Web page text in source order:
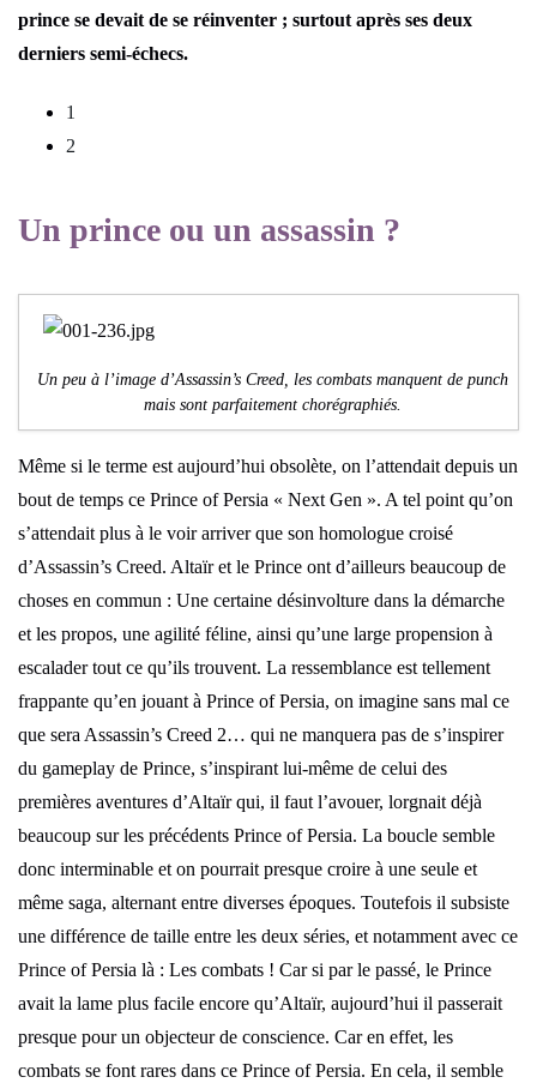
prince se devait de se réinventer ; surtout après ses deux
derniers semi-échecs.
1
2
Un prince ou un assassin ?
Un peu à l’image d’Assassin’s Creed, les combats manquent de punch
mais sont parfaitement chorégraphiés.
Même si le terme est aujourd’hui obsolète, on l’attendait depuis un
bout de temps ce Prince of Persia « Next Gen ». A tel point qu’on
s’attendait plus à le voir arriver que son homologue croisé
d’Assassin’s Creed. Altaïr et le Prince ont d’ailleurs beaucoup de
choses en commun : Une certaine désinvolture dans la démarche
et les propos, une agilité féline, ainsi qu’une large propension à
escalader tout ce qu’ils trouvent. La ressemblance est tellement
frappante qu’en jouant à Prince of Persia, on imagine sans mal ce
que sera Assassin’s Creed 2… qui ne manquera pas de s’inspirer
du gameplay de Prince, s’inspirant lui-même de celui des
premières aventures d’Altaïr qui, il faut l’avouer, lorgnait déjà
beaucoup sur les précédents Prince of Persia. La boucle semble
donc interminable et on pourrait presque croire à une seule et
même saga, alternant entre diverses époques. Toutefois il subsiste
une différence de taille entre les deux séries, et notamment avec ce
Prince of Persia là : Les combats ! Car si par le passé, le Prince
avait la lame plus facile encore qu’Altaïr, aujourd’hui il passerait
presque pour un objecteur de conscience. Car en effet, les
combats se font rares dans ce Prince of Persia. En cela, il semble